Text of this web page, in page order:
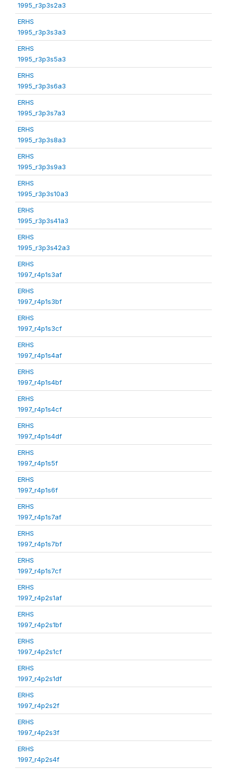
1995_r3p3s2a3
ERHS
1995_r3p3s3a3
ERHS
1995_r3p3s5a3
ERHS
1995_r3p3s6a3
ERHS
1995_r3p3s7a3
ERHS
1995_r3p3s8a3
ERHS
1995_r3p3s9a3
ERHS
1995_r3p3s10a3
ERHS
1995_r3p3s41a3
ERHS
1995_r3p3s42a3
ERHS
1997_r4p1s3af
ERHS
1997_r4p1s3bf
ERHS
1997_r4p1s3cf
ERHS
1997_r4p1s4af
ERHS
1997_r4p1s4bf
ERHS
1997_r4p1s4cf
ERHS
1997_r4p1s4df
ERHS
1997_r4p1s5f
ERHS
1997_r4p1s6f
ERHS
1997_r4p1s7af
ERHS
1997_r4p1s7bf
ERHS
1997_r4p1s7cf
ERHS
1997_r4p2s1af
ERHS
1997_r4p2s1bf
ERHS
1997_r4p2s1cf
ERHS
1997_r4p2s1df
ERHS
1997_r4p2s2f
ERHS
1997_r4p2s3f
ERHS
1997_r4p2s4f